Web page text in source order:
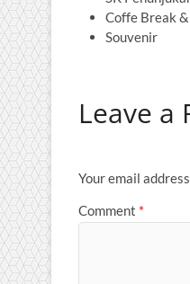
Coffe Break
Souvenir
Leave a
Your email
Comment *